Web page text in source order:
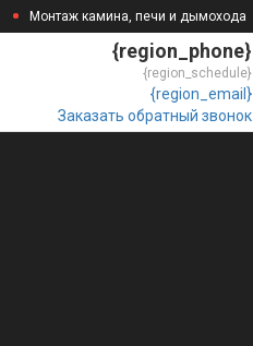
Монтаж камина, печи и дымохода
{region_phone}
{region_schedule}
{region_email}
Заказать обратный звонок